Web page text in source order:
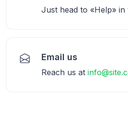
Just head to «Help» in
Email us
Reach us at